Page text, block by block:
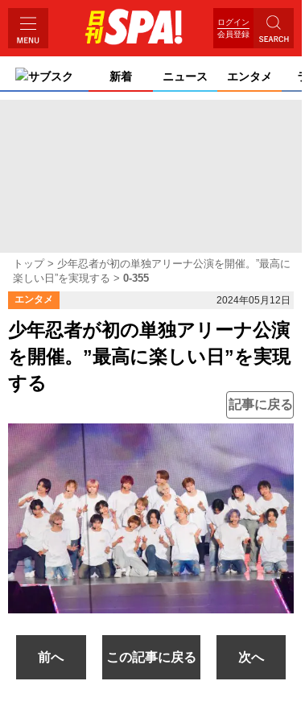
ログイン
会員登録
サブスク 新着 ニュース エンタメ
トップ
少年忍者が初の単独アリーナ公演を開催。”最高に
楽しい日”を実現する
0-355
エンタメ 2024年05月12日
少年忍者が初の単独アリーナ公演
を開催。”最高に楽しい日”を実現
する
記事に戻る
前へ この記事に戻る 次へ